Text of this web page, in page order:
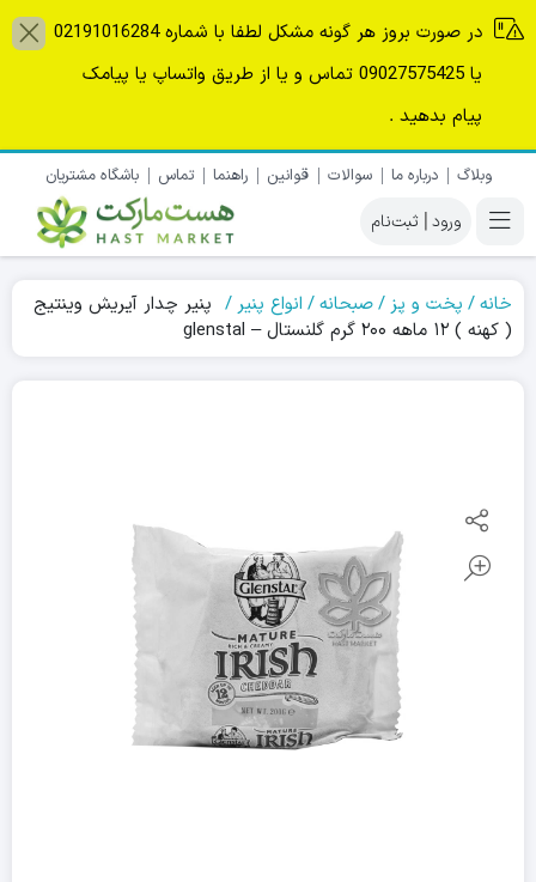
در صورت بروز هر گونه مشکل لطفا با شماره 02191016284
یا 09027575425 تماس و یا از طریق واتساپ یا پیامک
پیام بدهید .
وبلاگ درباره ما سوالات قوانین راهنما تماس باشگاه مشتریان
|
خانه پخت و پز صبحانه انواع پنیر
پنیر چدار آیریش وینتیج
( کهنه ) ۱۲ ماهه ۲۰۰ گرم گلنستال – glenstal